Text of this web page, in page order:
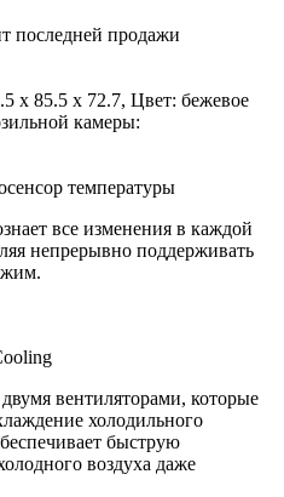
последней продажи
х 85.5 х 72.7, Цвет: бежевое
камеры:
температуры
все изменения в каждой
непрерывно поддерживать
вентиляторами, которые
холодильного
быструю
воздуха даже